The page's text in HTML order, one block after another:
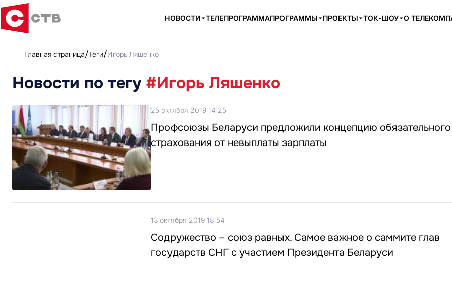
НОВОСТИ ТЕЛЕПРОГРАММАПРОГРАММЫ ПРОЕКТЫ ТОК-ШОУ О
Главная страница Теги Игорь Ляшенко
Новости по тегу #Игорь Ляшенко
25 октября 2019 14:25
Профсоюзы Беларуси предложили концепцию обязательного
страхования от невыплаты зарплаты
13 октября 2019 18:54
Содружество – союз равных. Самое важное о саммите глав
государств СНГ с участием Президента Беларуси